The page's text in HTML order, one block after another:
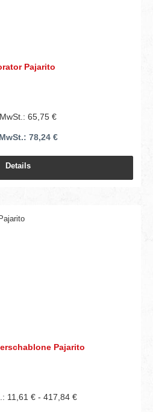
Pajarito
65,75 €
78,24 €
Details
Pajarito
11,61 € - 417,84 €